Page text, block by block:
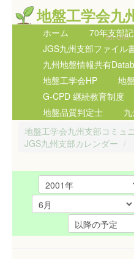
地盤工学会九
ィサイト
5th GIG
ホーム 70年支部
JGS九州支部ファイル
九州地盤情報共有
地盤工学会HP
地
G-CPD 継続教育制度
地盤品質判定士
地盤工学会九州支部コミュ
JGS九州支部カレンダー /